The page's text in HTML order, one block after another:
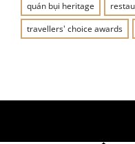
quán bụi heritage
travellers' choice awards